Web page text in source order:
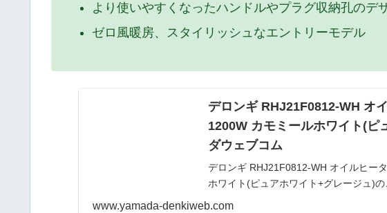
より使いやすくなったハンドルやプラグ収納孔のデ
ゼロ風暖房、スタイリッシュなエントリーモデル
デロンギ RHJ21F0812-WH オ
1200W カモミールホワイト(ピ
ダウェブコム
デロンギ RHJ21F0812-WH オイルヒー
ホワイト(ピュアホワイト+グレージュ)
www.yamada-denkiweb.com